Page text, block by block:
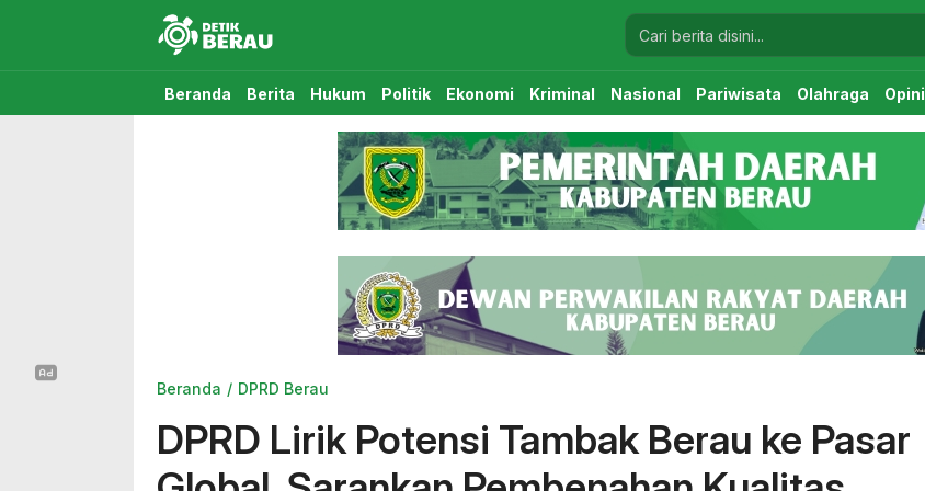
Detikberau.com
Media Diskusi Rakyat
Beranda Berita Hukum Politik Ekonomi Kriminal Nasional Pariwisata Olahraga Opini
Beranda DPRD Berau
DPRD Lirik Potensi Tambak Berau ke Pasar